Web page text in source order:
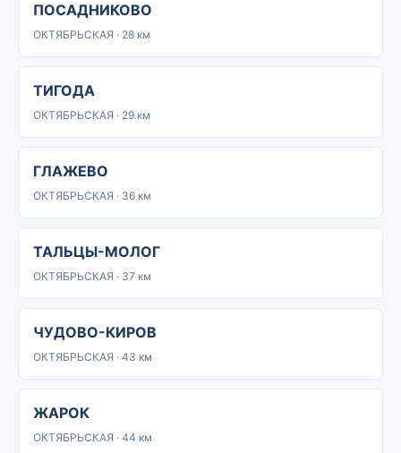
ПОСАДНИКОВО
ОКТЯБРЬСКАЯ · 28 км
ТИГОДА
ОКТЯБРЬСКАЯ · 29 км
ГЛАЖЕВО
ОКТЯБРЬСКАЯ · 36 км
ТАЛЬЦЫ-МОЛОГ
ОКТЯБРЬСКАЯ · 37 км
ЧУДОВО-КИРОВ
ОКТЯБРЬСКАЯ · 43 км
ЖАРОК
ОКТЯБРЬСКАЯ · 44 км